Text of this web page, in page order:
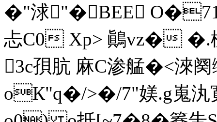
�"浗"�BEE
忐C0 Xp> 鷆vz� �.
3c孭肮 麻C渗艋�<淶阕
oК"q�/>�/7"媄.g嵬汍